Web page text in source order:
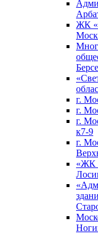
ЖК
г.
г.
г.
к7-9
г.
«ЖК